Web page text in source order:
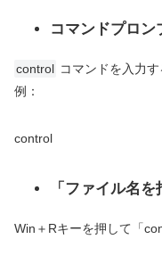
コマンドプロ
control コマンドを入力す
例：
control
「ファイル名
Win＋Rキーを押して「